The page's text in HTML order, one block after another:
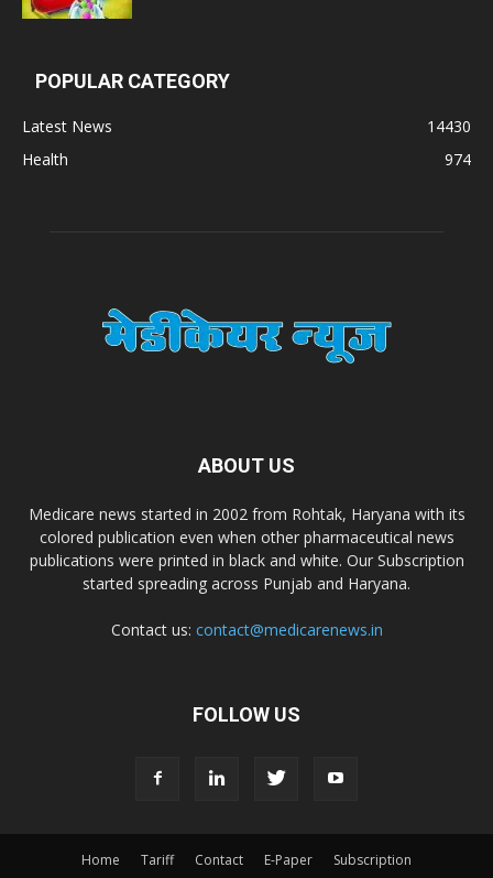
POPULAR CATEGORY
Latest News
14430
Health
974
ABOUT US
Medicare news started in 2002 from Rohtak, Haryana with its
colored publication even when other pharmaceutical news
publications were printed in black and white. Our Subscription
started spreading across Punjab and Haryana.
Contact us: contact@medicarenews.in
FOLLOW US
Home Tariff Contact E-Paper Subscription